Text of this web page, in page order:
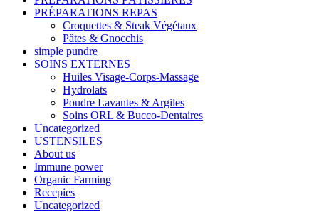
PRÉPARATIONS REPAS
Croquettes & Steak Végétaux
Pâtes & Gnocchis
simple pundre
SOINS EXTERNES
Huiles Visage-Corps-Massage
Hydrolats
Poudre Lavantes & Argiles
Soins ORL & Bucco-Dentaires
Uncategorized
USTENSILES
About us
Immune power
Organic Farming
Recepies
Uncategorized